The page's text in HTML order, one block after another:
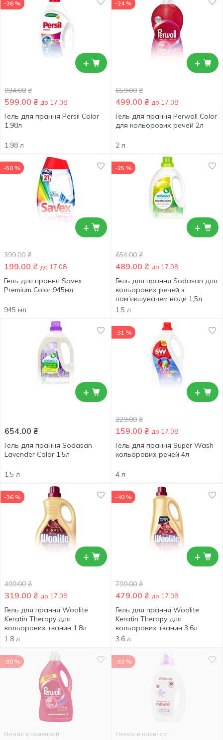
+
-36 %
934.00 ₴
599.00 ₴ до 17.08
Гель для прання Persil Color
1,98л
1.98 л
+
-24 %
659.00 ₴
499.00 ₴ до 17.08
Гель для прання Perwoll Color
для кольорових речей 2л
2 л
+
-50 %
399.00 ₴
199.00 ₴ до 17.08
Гель для прання Savex
Premium Color 945мл
945 мл
+
-25 %
654.00 ₴
489.00 ₴ до 17.08
Гель для прання Sodasan для
кольорових речей з
пом’якшувачем води 1,5л
1.5 л
+
654.00 ₴
Гель для прання Sodasan
Lavender Color 1,5л
1.5 л
+
-31 %
229.00 ₴
159.00 ₴ до 17.08
Гель для прання Super Wash
кольорових речей 4л
4 л
+
-36 %
499.00 ₴
319.00 ₴ до 17.08
Гель для прання Woolite
Keratin Therapy для
кольорових тканин 1,8л
1.8 л
+
-40 %
799.00 ₴
479.00 ₴ до 17.08
Гель для прання Woolite
Keratin Therapy для
кольорових тканин 3,6л
3.6 л
-30 %
Немає в наявності
-33 %
Немає в наявності